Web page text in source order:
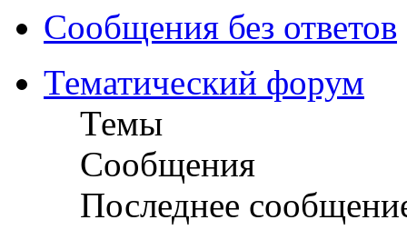
Сообщения без ответов
Тематический форум
Темы
Сообщения
Последнее